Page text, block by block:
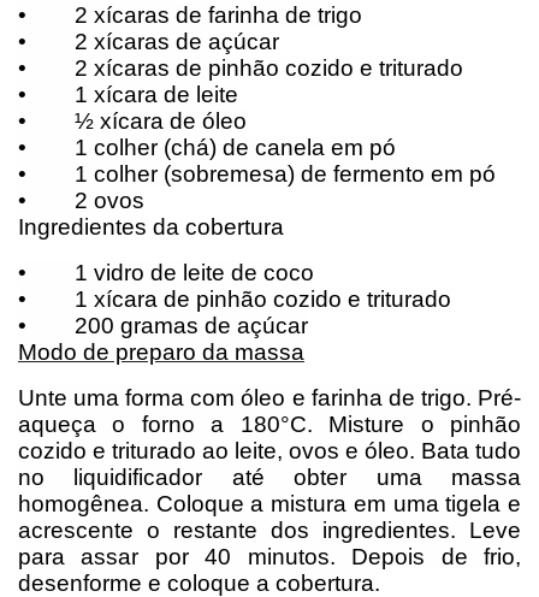
•
2 xícaras de farinha de trigo
•
2 xícaras de açúcar
•
2 xícaras de pinhão cozido e triturado
•
1 xícara de leite
•
½ xícara de óleo
•
1 colher (chá) de canela em pó
•
1 colher (sobremesa) de fermento em pó
•
2 ovos
Ingredientes da cobertura
•
1 vidro de leite de coco
•
1 xícara de pinhão cozido e triturado
•
200 gramas de açúcar
Modo de preparo da massa
Unte uma forma com óleo e farinha de trigo. Pré-
aqueça o forno a 180°C. Misture o pinhão
cozido e triturado ao leite, ovos e óleo. Bata tudo
no liquidificador até obter uma massa
homogênea. Coloque a mistura em uma tigela e
acrescente o restante dos ingredientes. Leve
para assar por 40 minutos. Depois de frio,
desenforme e coloque a cobertura.